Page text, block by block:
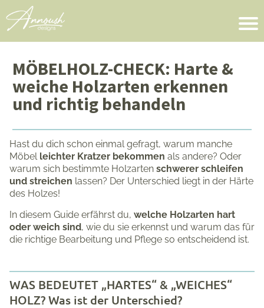
MÖBELHOLZ-CHECK: Harte &
weiche Holzarten erkennen
und richtig behandeln
Hast du dich schon einmal gefragt, warum manche
Möbel leichter Kratzer bekommen als andere? Oder
warum sich bestimmte Holzarten schwerer schleifen
und streichen lassen? Der Unterschied liegt in der Härte
des Holzes!
In diesem Guide erfährst du, welche Holzarten hart
oder weich sind, wie du sie erkennst und warum das für
die richtige Bearbeitung und Pflege so entscheidend ist.
WAS BEDEUTET „HARTES“ & „WEICHES“
HOLZ? Was ist der Unterschied?